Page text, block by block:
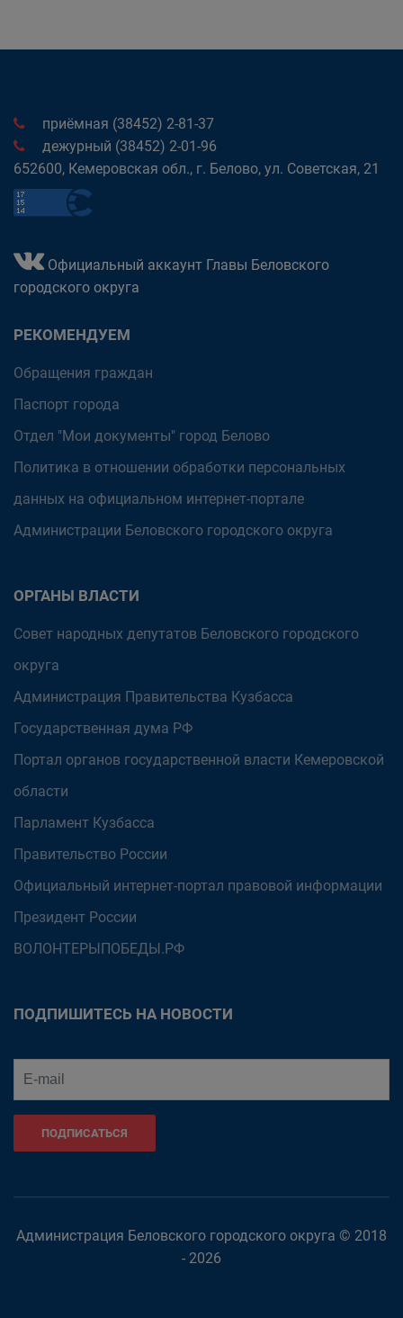
приёмная (38452) 2-81-37
дежурный (38452) 2-01-96
652600, Кемеровская обл., г. Белово, ул. Советская, 21
Официальный аккаунт Главы Беловского
городского округа
РЕКОМЕНДУЕМ
Обращения граждан
Паспорт города
Отдел "Мои документы" город Белово
Политика в отношении обработки персональных
данных на официальном интернет-портале
Администрации Беловского городского округа
ОРГАНЫ ВЛАСТИ
Совет народных депутатов Беловского городского
округа
Администрация Правительства Кузбасса
Государственная дума РФ
Портал органов государственной власти Кемеровской
области
Парламент Кузбасса
Правительство России
Официальный интернет-портал правовой информации
Президент России
ВОЛОНТЕРЫПОБЕДЫ.РФ
ПОДПИШИТЕСЬ НА НОВОСТИ
ПОДПИСАТЬСЯ
Администрация Беловского городского округа © 2018
- 2026